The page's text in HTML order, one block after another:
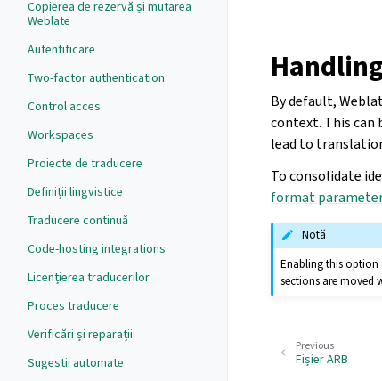
Copierea de rezervă și mutarea
Weblate
Autentificare
Two-factor authentication
Control acces
Workspaces
Proiecte de traducere
Definiții lingvistice
Traducere continuă
Code-hosting integrations
Licențierea traducerilor
Proces traducere
Verificări și reparații
Sugestii automate
By default,
context. This can
lead to
To consolidate
format
Notă
Enabling this option
sections are moved
Previous
Fișier ARB